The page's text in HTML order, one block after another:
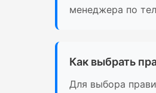
менеджера по
Как выбрать
Для выбора